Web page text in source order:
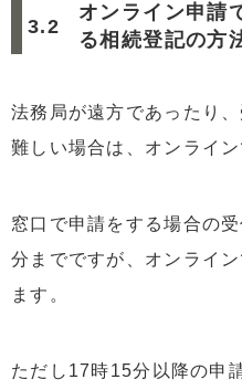
オンライン申請
る相続登記の方
法務局が遠方であったり
難しい場合は、オンライ
窓口で申請をする場合の
分までですが、オンライ
ます。
ただし17時15分以降の申